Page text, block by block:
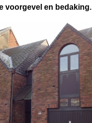
voorgevel en bedaking.